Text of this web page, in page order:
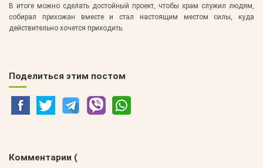
В итоге можно сделать достойный проект, чтобы храм служил людям,
собирал прихожан вместе и стал настоящим местом силы, куда
действительно хочется приходить.
Поделиться этим постом
Комментарии (